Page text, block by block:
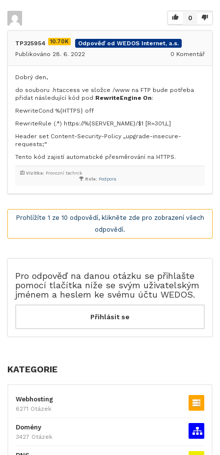
0
TP325954 10.70K
Odpověď od WEDOS Internet, a.s.
Publikováno 28. 6. 2022
0 Komentář
Dobrý den,
do souboru .htaccess ve složce /www na FTP bude potřeba
přidat následující kód pod RewriteEngine On:
RewriteCond %{HTTPS} off
RewriteRule (.*) https://%{SERVER_NAME}/$1 [R=301,L]
Header set Content-Security-Policy „upgrade-insecure-
requests;“
Tento kód zajistí automatické přesměrování na HTTPS.
Role: Podpora
Vizitka: Provozní technik
Prohlížíte 1 ze 10 odpovědí, klikněte zde pro zobrazení všech
odpovědí.
Pro odpověď na danou otázku se přihlašte
pomocí tlačítka níže se svým uživatelským
jménem a heslem ke svému účtu WEDOS.
KATEGORIE
Webhosting
6271 Otázek
Domény
3427 Otázek